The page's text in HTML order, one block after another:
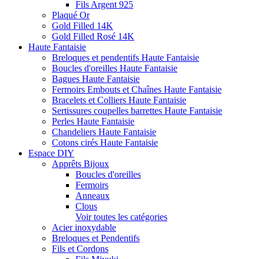
Fils Argent 925
Plaqué Or
Gold Filled 14K
Gold Filled Rosé 14K
Haute Fantaisie
Breloques et pendentifs Haute Fantaisie
Boucles d'oreilles Haute Fantaisie
Bagues Haute Fantaisie
Fermoirs Embouts et Chaînes Haute Fantaisie
Bracelets et Colliers Haute Fantaisie
Sertissures coupelles barrettes Haute Fantaisie
Perles Haute Fantaisie
Chandeliers Haute Fantaisie
Cotons cirés Haute Fantaisie
Espace DIY
Apprêts Bijoux
Boucles d'oreilles
Fermoirs
Anneaux
Clous
Voir toutes les catégories
Acier inoxydable
Breloques et Pendentifs
Fils et Cordons